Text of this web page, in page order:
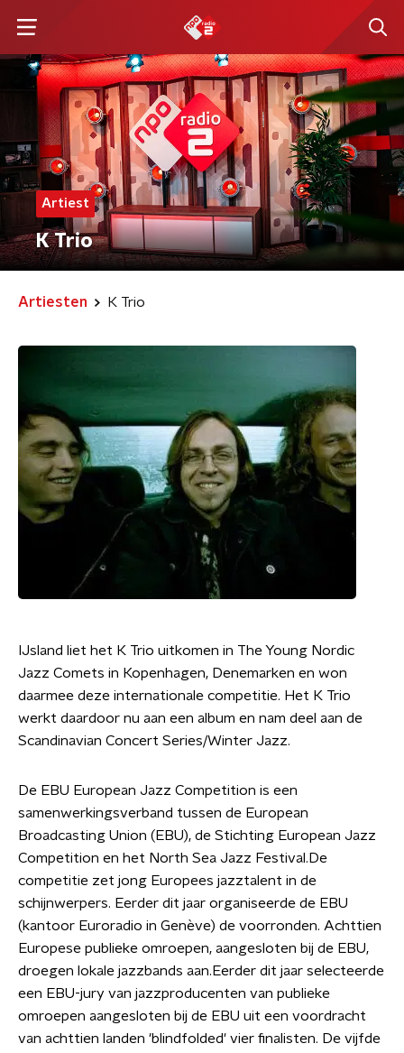
Artiest
K Trio
Artiesten K Trio
IJsland liet het K Trio uitkomen in The Young Nordic
Jazz Comets in Kopenhagen, Denemarken en won
daarmee deze internationale competitie. Het K Trio
werkt daardoor nu aan een album en nam deel aan de
Scandinavian Concert Series/Winter Jazz.
De EBU European Jazz Competition is een
samenwerkingsverband tussen de European
Broadcasting Union (EBU), de Stichting European Jazz
Competition en het North Sea Jazz Festival.De
competitie zet jong Europees jazztalent in de
schijnwerpers. Eerder dit jaar organiseerde de EBU
(kantoor Euroradio in Genève) de voorronden. Achttien
Europese publieke omroepen, aangesloten bij de EBU,
droegen lokale jazzbands aan.Eerder dit jaar selecteerde
een EBU-jury van jazzproducenten van publieke
omroepen aangesloten bij de EBU uit een voordracht
van achttien landen 'blindfolded' vier finalisten. De vijfde